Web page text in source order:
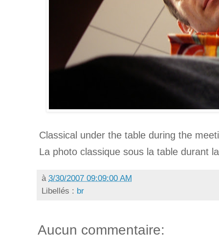
Classical under the table during the
La photo classique sous la table durant
à 3/30/2007 09:09:00 AM
Libellés : br
Aucun commentaire: